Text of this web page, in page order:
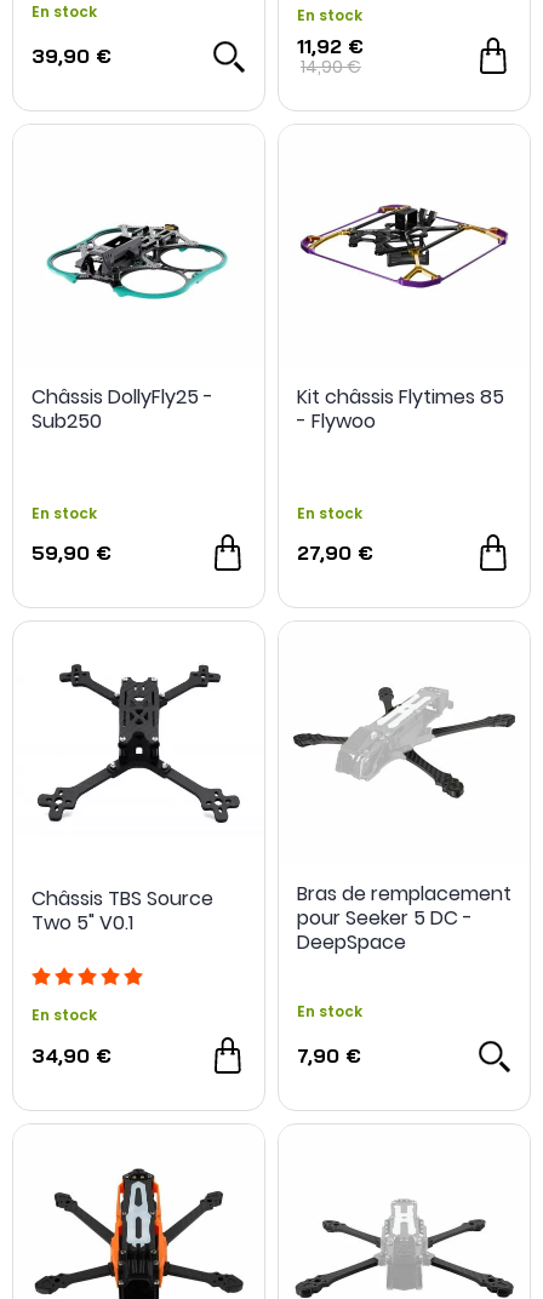
En stock
39,90 €
En stock
11,92 €
14,90 €
Châssis DollyFly25 -
Sub250
En stock
59,90 €
Kit châssis Flytimes 85
- Flywoo
En stock
27,90 €
Châssis TBS Source
Two 5" V0.1
En stock
34,90 €
Bras de remplacement
pour Seeker 5 DC -
DeepSpace
En stock
7,90 €